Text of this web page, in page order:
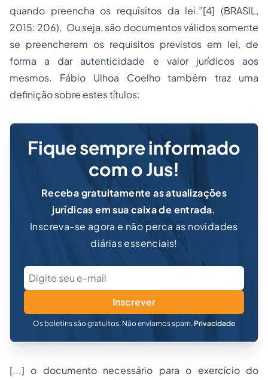
quando preencha os requisitos da lei.”[4] (BRASIL,
2015: 206). Ou seja, são documentos válidos somente
se preencherem os requisitos previstos em lei, de
forma a dar autenticidade e valor jurídicos aos
mesmos. Fábio Ulhoa Coelho também traz uma
definição sobre estes títulos:
Fique sempre informado
com o Jus!
Receba gratuitamente as atualizações
jurídicas em sua caixa de entrada.
Inscreva-se agora e não perca as novidades
diárias essenciais!
Inscrever
Os boletins são gratuitos. Não enviamos spam. Privacidade
[...] o documento necessário para o exercício do